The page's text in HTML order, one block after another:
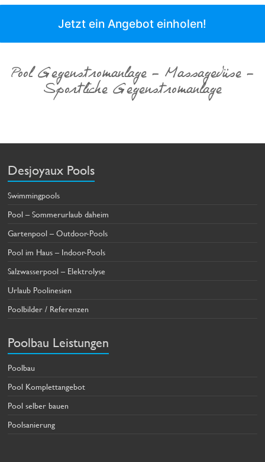
Jetzt ein Angebot einholen!
Pool Gegenstromanlage - Massagedüse -
Sportliche Gegenstromanlage
Desjoyaux Pools
Swimmingpools
Pool – Sommerurlaub daheim
Gartenpool – Outdoor-Pools
Pool im Haus – Indoor-Pools
Salzwasserpool – Elektrolyse
Urlaub Poolinesien
Poolbilder / Referenzen
Poolbau Leistungen
Poolbau
Pool Komplettangebot
Pool selber bauen
Poolsanierung